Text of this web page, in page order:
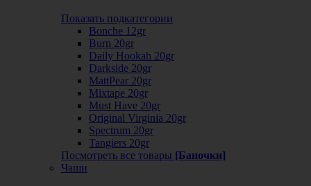
Показать подкатегории
Bonche 12gr
Burn 20gr
Daily Hookah 20gr
Darkside 20gr
MattPear 20gr
Mixtape 20gr
Must Have 20gr
Original Virginia 20gr
Spectrum 20gr
Tangiers 20gr
Посмотреть все товары [Баночки]
Чаши